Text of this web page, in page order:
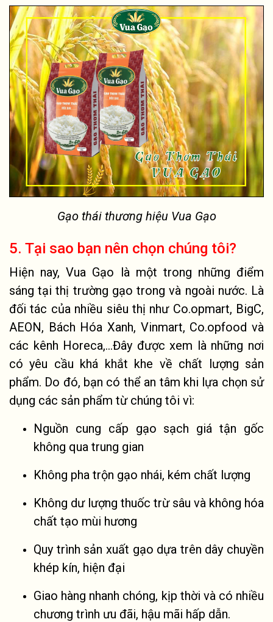
Gạo thái thương hiệu Vua Gạo
5. Tại sao bạn nên chọn chúng tôi?
Hiện nay, Vua Gạo là một trong những điểm
sáng tại thị trường gạo trong và ngoài nước. Là
đối tác của nhiều siêu thị như Co.opmart, BigC,
AEON, Bách Hóa Xanh, Vinmart, Co.opfood và
các kênh Horeca,...Đây được xem là những nơi
có yêu cầu khá khắt khe về chất lượng sản
phẩm. Do đó, bạn có thể an tâm khi lựa chọn sử
dụng các sản phẩm từ chúng tôi vì:
Nguồn cung cấp gạo sạch giá tận gốc
không qua trung gian
Không pha trộn gạo nhái, kém chất lượng
Không dư lượng thuốc trừ sâu và không hóa
chất tạo mùi hương
Quy trình sản xuất gạo dựa trên dây chuyền
khép kín, hiện đại
Giao hàng nhanh chóng, kịp thời và có nhiều
chương trình ưu đãi, hậu mãi hấp dẫn.